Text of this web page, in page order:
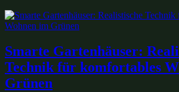
Smarte Gartenhäuser:
Technik für komfortables
Grünen